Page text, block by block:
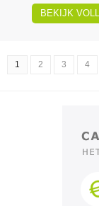
BEKIJK
1 2 3 4